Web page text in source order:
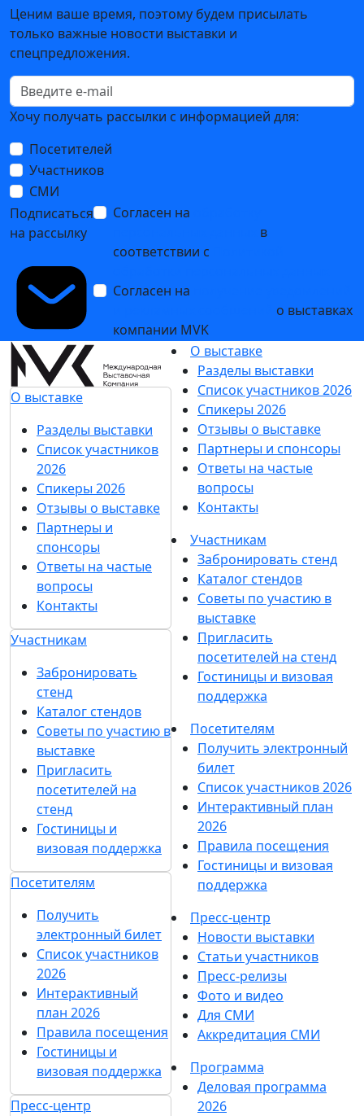
Ценим ваше время, поэтому будем присылать
только важные новости выставки и
спецпредложения.
Хочу получать рассылки с информацией для:
Посетителей
Участников
СМИ
Подписаться
на рассылку
Согласен на
в
соответствии с
Согласен на
о выставках
компании MVK
О выставке
Разделы выставки
Список участников
2026
Спикеры 2026
Отзывы о выставке
Партнеры и
спонсоры
Ответы на частые
вопросы
Контакты
Участникам
Забронировать
стенд
Каталог стендов
Советы по участию в
выставке
Пригласить
посетителей на
стенд
Гостиницы и
визовая поддержка
Посетителям
Получить
электронный билет
Список участников
2026
Интерактивный
план 2026
Правила посещения
Гостиницы и
визовая поддержка
Пресс-центр
О выставке
Разделы выставки
Список участников 2026
Спикеры 2026
Отзывы о выставке
Партнеры и спонсоры
Ответы на частые
вопросы
Контакты
Участникам
Забронировать стенд
Каталог стендов
Советы по участию в
выставке
Пригласить
посетителей на стенд
Гостиницы и визовая
поддержка
Посетителям
Получить электронный
билет
Список участников 2026
Интерактивный план
2026
Правила посещения
Гостиницы и визовая
поддержка
Пресс-центр
Новости выставки
Статьи участников
Пресс-релизы
Фото и видео
Для СМИ
Аккредитация СМИ
Программа
Деловая программа
2026